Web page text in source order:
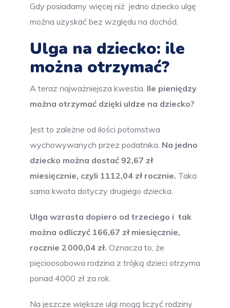
Gdy posiadamy więcej niż jedno dziecko ulgę
można uzyskać bez względu na dochód.
Ulga na dziecko: ile
można otrzymać?
A teraz najważniejsza kwestia. Ile pieniędzy
można otrzymać dzięki uldze na dziecko?
Jest to zależne od ilości potomstwa
wychowywanych przez podatnika. Na jedno
dziecko można dostać 92,67 zł
miesięcznie, czyli 1112,04 zł rocznie. Taka
sama kwota dotyczy drugiego dziecka.
Ulga wzrasta dopiero od trzeciego i tak
można odliczyć 166,67 zł miesięcznie,
rocznie 2 000,04 zł. Oznacza to, że
pięcioosobowa rodzina z trójką dzieci otrzyma
ponad 4000 zł za rok.
Na jeszcze większe ulgi mogą liczyć rodziny